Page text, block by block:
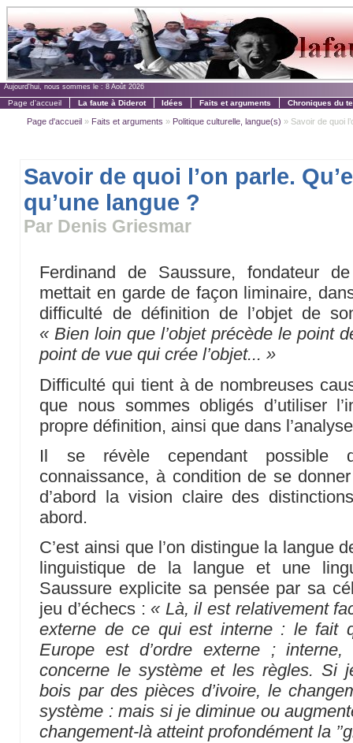
Aujourd'hui, nous sommes le : 8 Août 2026
Page d'accueil La faute à Diderot Idées Faits et arguments Chroniques du
Page d'accueil » Faits et arguments » Politique culturelle, langue(s) » Savoir de quoi
Savoir de quoi l’on parle.
qu’une langue ?
Par Denis Griesmar
Ferdinand de Saussure, fondateur
mettait en garde de façon liminaire,
difficulté de définition de l’objet de
« Bien loin que l’objet précède le point
point de vue qui crée l’objet... »
Difficulté qui tient à de nombreuses
que nous sommes obligés d’utiliser
propre définition, ainsi que dans
Il se révèle cependant possible
connaissance, à condition de se
d’abord la vision claire des
abord.
C’est ainsi que l’on distingue la langue
linguistique de la langue et une
Saussure explicite sa pensée par sa
jeu d’échecs : « Là, il est relativement
externe de ce qui est interne : le fait
Europe est d’ordre externe ;
concerne le système et les règles. Si
bois par des pièces d’ivoire, le
système : mais si je diminue ou
changement-là atteint profondément la